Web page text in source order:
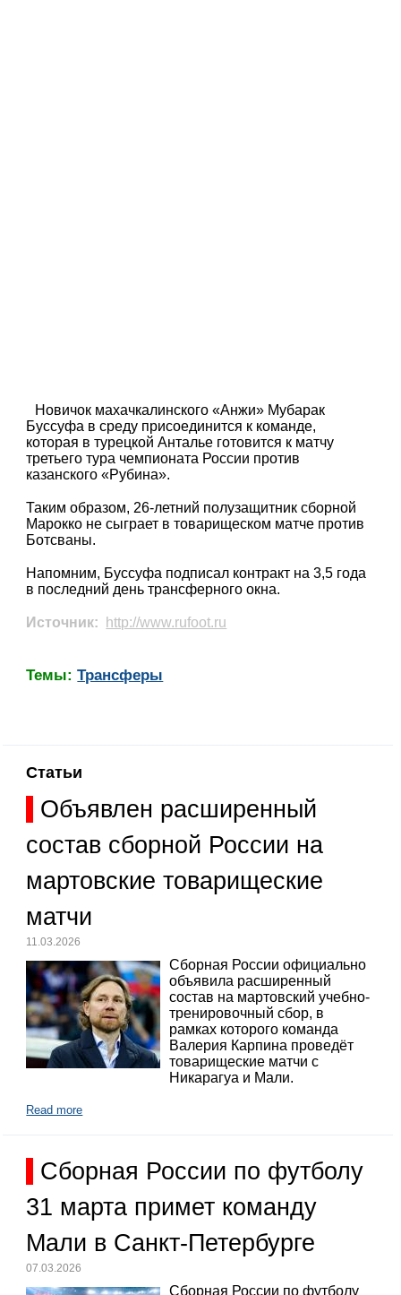
Новичок махачкалинского «Анжи» Мубарак
Буссуфа в среду присоединится к команде,
которая в турецкой Анталье готовится к матчу
третьего тура чемпионата России против
казанского «Рубина».
Таким образом, 26-летний полузащитник сборной
Марокко не сыграет в товарищеском матче против
Ботсваны.
Напомним, Буссуфа подписал контракт на 3,5 года
в последний день трансферного окна.
Источник: http://www.rufoot.ru
Темы:Трансферы
Статьи
Объявлен расширенный
состав сборной России на
мартовские товарищеские
матчи
11.03.2026
Сборная России официально
объявила расширенный
состав на мартовский учебно-
тренировочный сбор, в
рамках которого команда
Валерия Карпина проведёт
товарищеские матчи с
Никарагуа и Мали.
Read more
Сборная России по футболу
31 марта примет команду
Мали в Санкт-Петербурге
07.03.2026
Сборная России по футболу